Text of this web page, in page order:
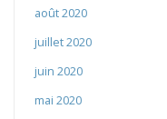
août 2020
juillet 2020
juin 2020
mai 2020